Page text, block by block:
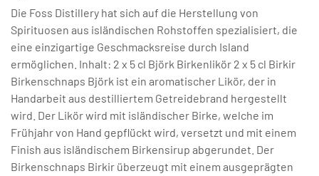
Die Foss Distillery hat sich auf die Herstellung von
Spirituosen aus isländischen Rohstoffen spezialisiert, die
eine einzigartige Geschmacksreise durch Island
ermöglichen. Inhalt: 2 x 5 cl Björk Birkenlikör 2 x 5 cl Birkir
Birkenschnaps Björk ist ein aromatischer Likör, der in
Handarbeit aus destilliertem Getreidebrand hergestellt
wird. Der Likör wird mit isländischer Birke, welche im
Frühjahr von Hand gepflückt wird, versetzt und mit einem
Finish aus isländischem Birkensirup abgerundet. Der
Birkenschnaps Birkir überzeugt mit einem ausgeprägten